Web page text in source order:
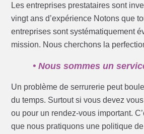
Les entreprises prestataires sont
vingt ans d’expérience Notons que
entreprises sont systématiquement
mission. Nous cherchons la
• Nous sommes un
Un problème de serrurerie peut
du temps. Surtout si vous devez
ou pour un rendez-vous important.
que nous pratiquons une politique